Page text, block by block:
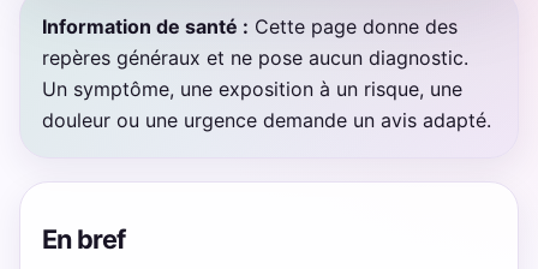
Information de santé : Cette page donne des
repères généraux et ne pose aucun diagnostic.
Un symptôme, une exposition à un risque, une
douleur ou une urgence demande un avis adapté.
En bref